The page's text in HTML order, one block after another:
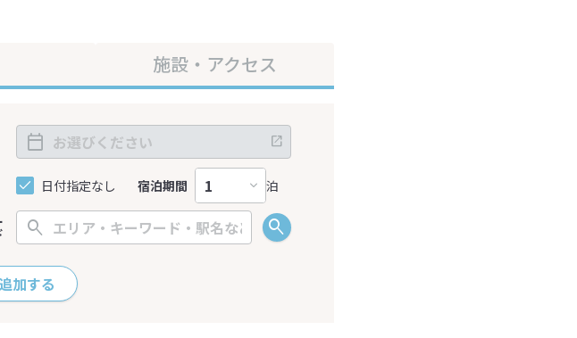
施設・アクセス
日付指定なし 宿泊期間
泊
加する